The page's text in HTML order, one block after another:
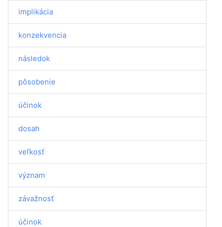
implikácia
konzekvencia
následok
pôsobenie
účinok
dosah
veľkosť
význam
závažnosť
účinok